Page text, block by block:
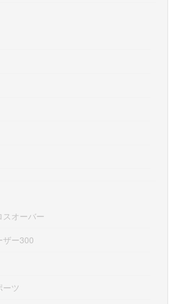
スオーバー
ザー300
ーツ